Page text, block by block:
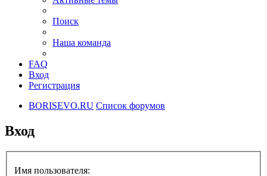
Поиск
Наша команда
FAQ
Вход
Регистрация
BORISEVO.RU Список форумов
Вход
Имя пользователя: